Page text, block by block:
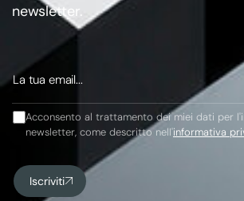
newsletter.
Acconsento al trattamento dei miei dati per
newsletter, come descritto nell'informativa
Iscriviti